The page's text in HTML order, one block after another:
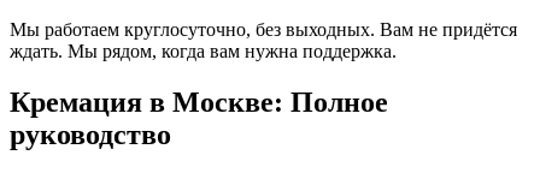
Мы работаем круглосуточно, без выходных. Вам не придётся
ждать. Мы рядом, когда вам нужна поддержка.
Кремация в Москве: Полное
руководство